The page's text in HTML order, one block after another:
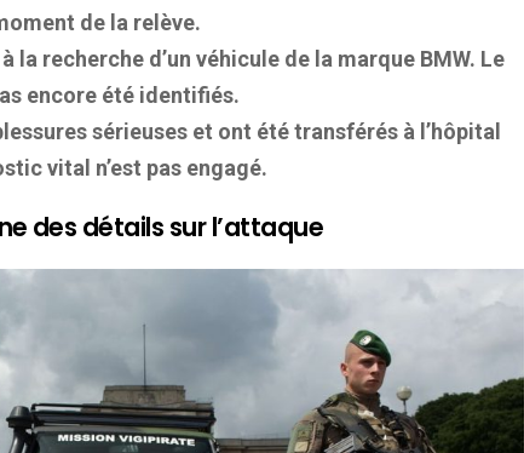
de la relève.
la recherche d’un véhicule de la marque BMW. Le
encore été identifiés.
sérieuses et ont été transférés à l’hôpital
vital n’est pas engagé.
des détails sur l’attaque